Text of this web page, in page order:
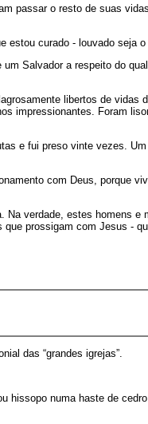
passar o resto de suas
estou curado - louvado seja o
Salvador a respeito do
libertos de vidas
impressionantes. Foram
e fui preso vinte vezes.
com Deus, porque
Na verdade, estes homens e
prossigam com Jesus -
das “grandes igrejas”.
hissopo numa haste de